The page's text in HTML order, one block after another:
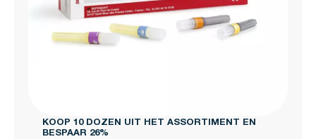
KOOP 10 DOZEN UIT HET ASSORTIMENT EN
BESPAAR 26%